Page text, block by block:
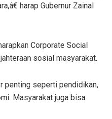
harap Gubernur Zainal
Corporate Social
sosial masyarakat.
penting seperti pendidikan,
Masyarakat juga bisa